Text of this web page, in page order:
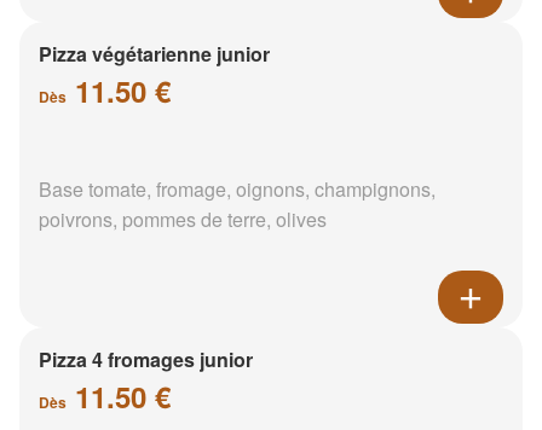
Pizza végétarienne junior
Dès 11.50 €
Base tomate, fromage, oignons, champignons,
poivrons, pommes de terre, olives
Pizza 4 fromages junior
Dès 11.50 €